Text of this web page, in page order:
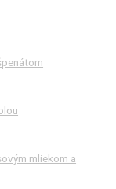
mliekom a